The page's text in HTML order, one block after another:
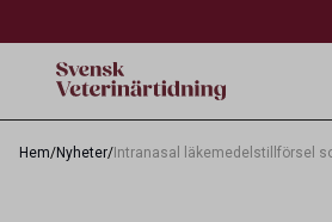
Hem/Nyheter/